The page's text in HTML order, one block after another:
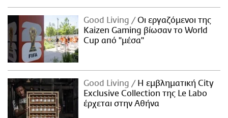
Good Living
Οι εργαζόμενοι της
Kaizen Gaming βίωσαν το World
Cup από "μέσα"
Good Living
Η εμβληματική City
Exclusive Collection της Le Labo
έρχεται στην Αθήνα